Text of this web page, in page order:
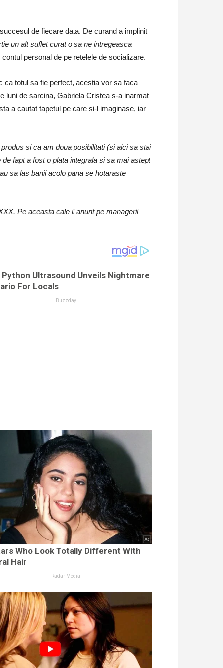
de fiecare data. De curand a implinit
un alt suflet curat o sa ne intregeasca
personal de pe retelele de socializare.
ca totul sa fie perfect, acestia vor sa faca
luni de sarcina, Gabriela Cristea s-a inarmat
a cautat tapetul pe care si-l imaginase, iar
si ca am doua posibilitati (si aici sa stai
fapt a fost o plata integrala si sa mai astept
sa las banii acolo pana se hotaraste
Pe aceasta cale ii anunt pe managerii